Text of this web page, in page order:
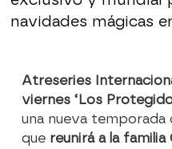
navidades mágicas
Atreseries
viernes‘Los
una nueva temporada
que reunirá a la